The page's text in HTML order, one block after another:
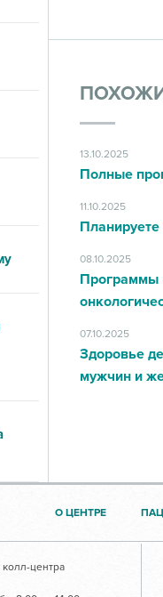
13.10.2025
Полные
11.10.2025
08.10.2025
Программы
07.10.2025
Здоровье
мужчин и
О ЦЕНТРЕ
центра